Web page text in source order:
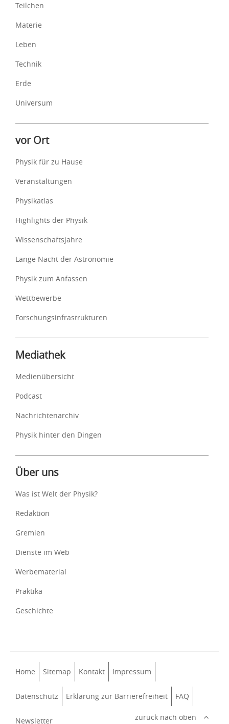
Teilchen
Materie
Leben
Technik
Erde
Universum
vor Ort
Physik für zu Hause
Veranstaltungen
Physikatlas
Highlights der Physik
Wissenschaftsjahre
Lange Nacht der Astronomie
Physik zum Anfassen
Wettbewerbe
Forschungsinfrastrukturen
Mediathek
Medienübersicht
Podcast
Nachrichtenarchiv
Physik hinter den Dingen
Über uns
Was ist Welt der Physik?
Redaktion
Gremien
Dienste im Web
Werbematerial
Praktika
Geschichte
Home Sitemap Kontakt Impressum
Datenschutz Erklärung zur Barrierefreiheit FAQ
Newsletter zurück nach oben